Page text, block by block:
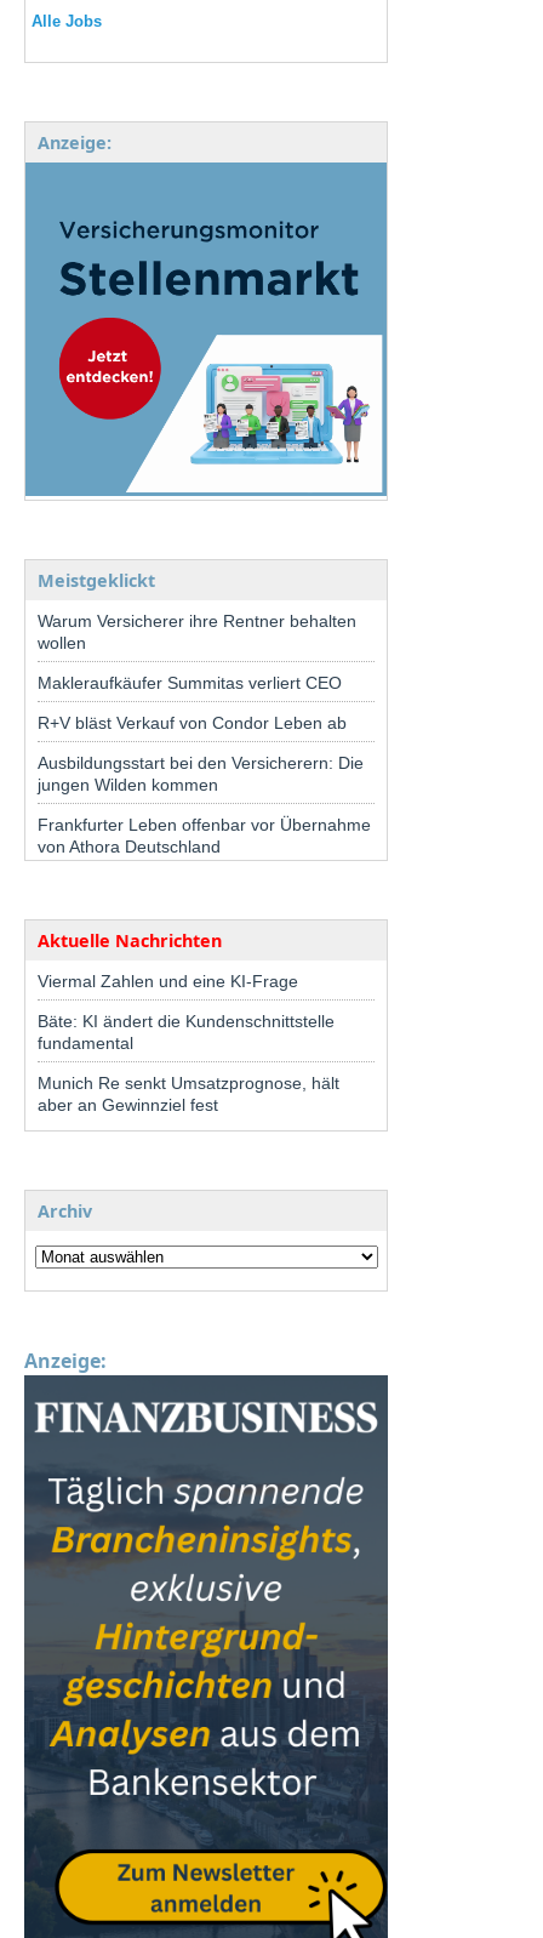
Alle Jobs
Anzeige:
Meistgeklickt
Warum Versicherer ihre Rentner behalten
wollen
Makleraufkäufer Summitas verliert CEO
R+V bläst Verkauf von Condor Leben ab
Ausbildungsstart bei den Versicherern: Die
jungen Wilden kommen
Frankfurter Leben offenbar vor Übernahme
von Athora Deutschland
Aktuelle Nachrichten
Viermal Zahlen und eine KI-Frage
Bäte: KI ändert die Kundenschnittstelle
fundamental
Munich Re senkt Umsatzprognose, hält
aber an Gewinnziel fest
Archiv
Anzeige: